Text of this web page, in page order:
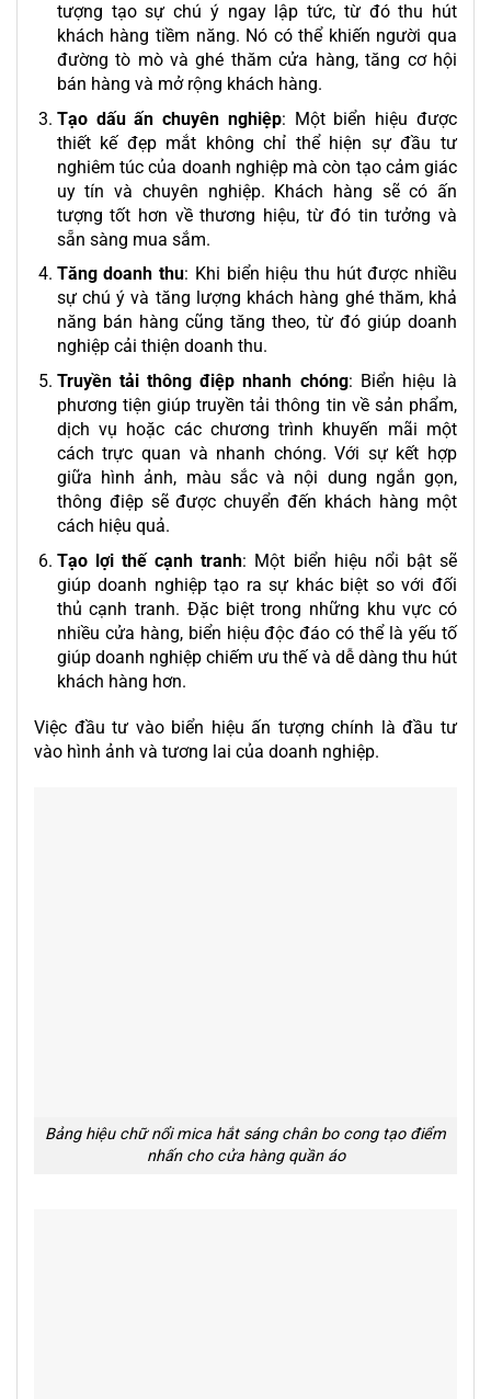
tượng tạo sự chú ý ngay lập tức, từ đó thu hút
khách hàng tiềm năng. Nó có thể khiến người qua
đường tò mò và ghé thăm cửa hàng, tăng cơ hội
bán hàng và mở rộng khách hàng.
Tạo dấu ấn chuyên nghiệp: Một biển hiệu được
thiết kế đẹp mắt không chỉ thể hiện sự đầu tư
nghiêm túc của doanh nghiệp mà còn tạo cảm giác
uy tín và chuyên nghiệp. Khách hàng sẽ có ấn
tượng tốt hơn về thương hiệu, từ đó tin tưởng và
sẵn sàng mua sắm.
Tăng doanh thu: Khi biển hiệu thu hút được nhiều
sự chú ý và tăng lượng khách hàng ghé thăm, khả
năng bán hàng cũng tăng theo, từ đó giúp doanh
nghiệp cải thiện doanh thu.
Truyền tải thông điệp nhanh chóng: Biển hiệu là
phương tiện giúp truyền tải thông tin về sản phẩm,
dịch vụ hoặc các chương trình khuyến mãi một
cách trực quan và nhanh chóng. Với sự kết hợp
giữa hình ảnh, màu sắc và nội dung ngắn gọn,
thông điệp sẽ được chuyển đến khách hàng một
cách hiệu quả.
Tạo lợi thế cạnh tranh: Một biển hiệu nổi bật sẽ
giúp doanh nghiệp tạo ra sự khác biệt so với đối
thủ cạnh tranh. Đặc biệt trong những khu vực có
nhiều cửa hàng, biển hiệu độc đáo có thể là yếu tố
giúp doanh nghiệp chiếm ưu thế và dễ dàng thu hút
khách hàng hơn.
Việc đầu tư vào biển hiệu ấn tượng chính là đầu tư
vào hình ảnh và tương lai của doanh nghiệp.
Bảng hiệu chữ nổi mica hắt sáng chân bo cong tạo điểm
nhấn cho cửa hàng quần áo